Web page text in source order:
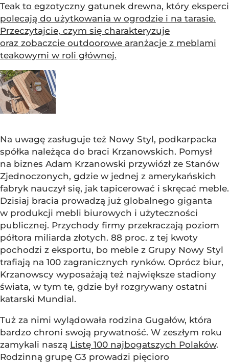
Teak to egzotyczny gatunek drewna, który eksperci
polecają do użytkowania w ogrodzie i na tarasie.
Przeczytajcie, czym się charakteryzuje
oraz zobaczcie outdoorowe aranżacje z meblami
teakowymi w roli głównej.
Na uwagę zasługuje też Nowy Styl, podkarpacka
spółka należąca do braci Krzanowskich. Pomysł
na biznes Adam Krzanowski przywiózł ze Stanów
Zjednoczonych, gdzie w jednej z amerykańskich
fabryk nauczył się, jak tapicerować i skręcać meble.
Dzisiaj bracia prowadzą już globalnego giganta
w produkcji mebli biurowych i użyteczności
publicznej. Przychody firmy przekraczają poziom
półtora miliarda złotych. 88 proc. z tej kwoty
pochodzi z eksportu, bo meble z Grupy Nowy Styl
trafiają na 100 zagranicznych rynków. Oprócz biur,
Krzanowscy wyposażają też największe stadiony
świata, w tym te, gdzie był rozgrywany ostatni
katarski Mundial.
Tuż za nimi wylądowała rodzina Gugałów, która
bardzo chroni swoją prywatność. W zeszłym roku
zamykali naszą Listę 100 najbogatszych Polaków.
Rodzinną grupę G3 prowadzi pięcioro